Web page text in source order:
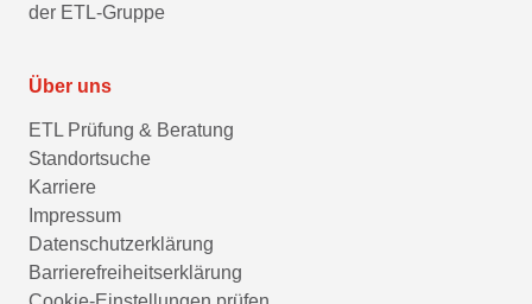
der ETL-Gruppe
Über uns
ETL Prüfung & Beratung
Standortsuche
Karriere
Impressum
Datenschutzerklärung
Barrierefreiheitserklärung